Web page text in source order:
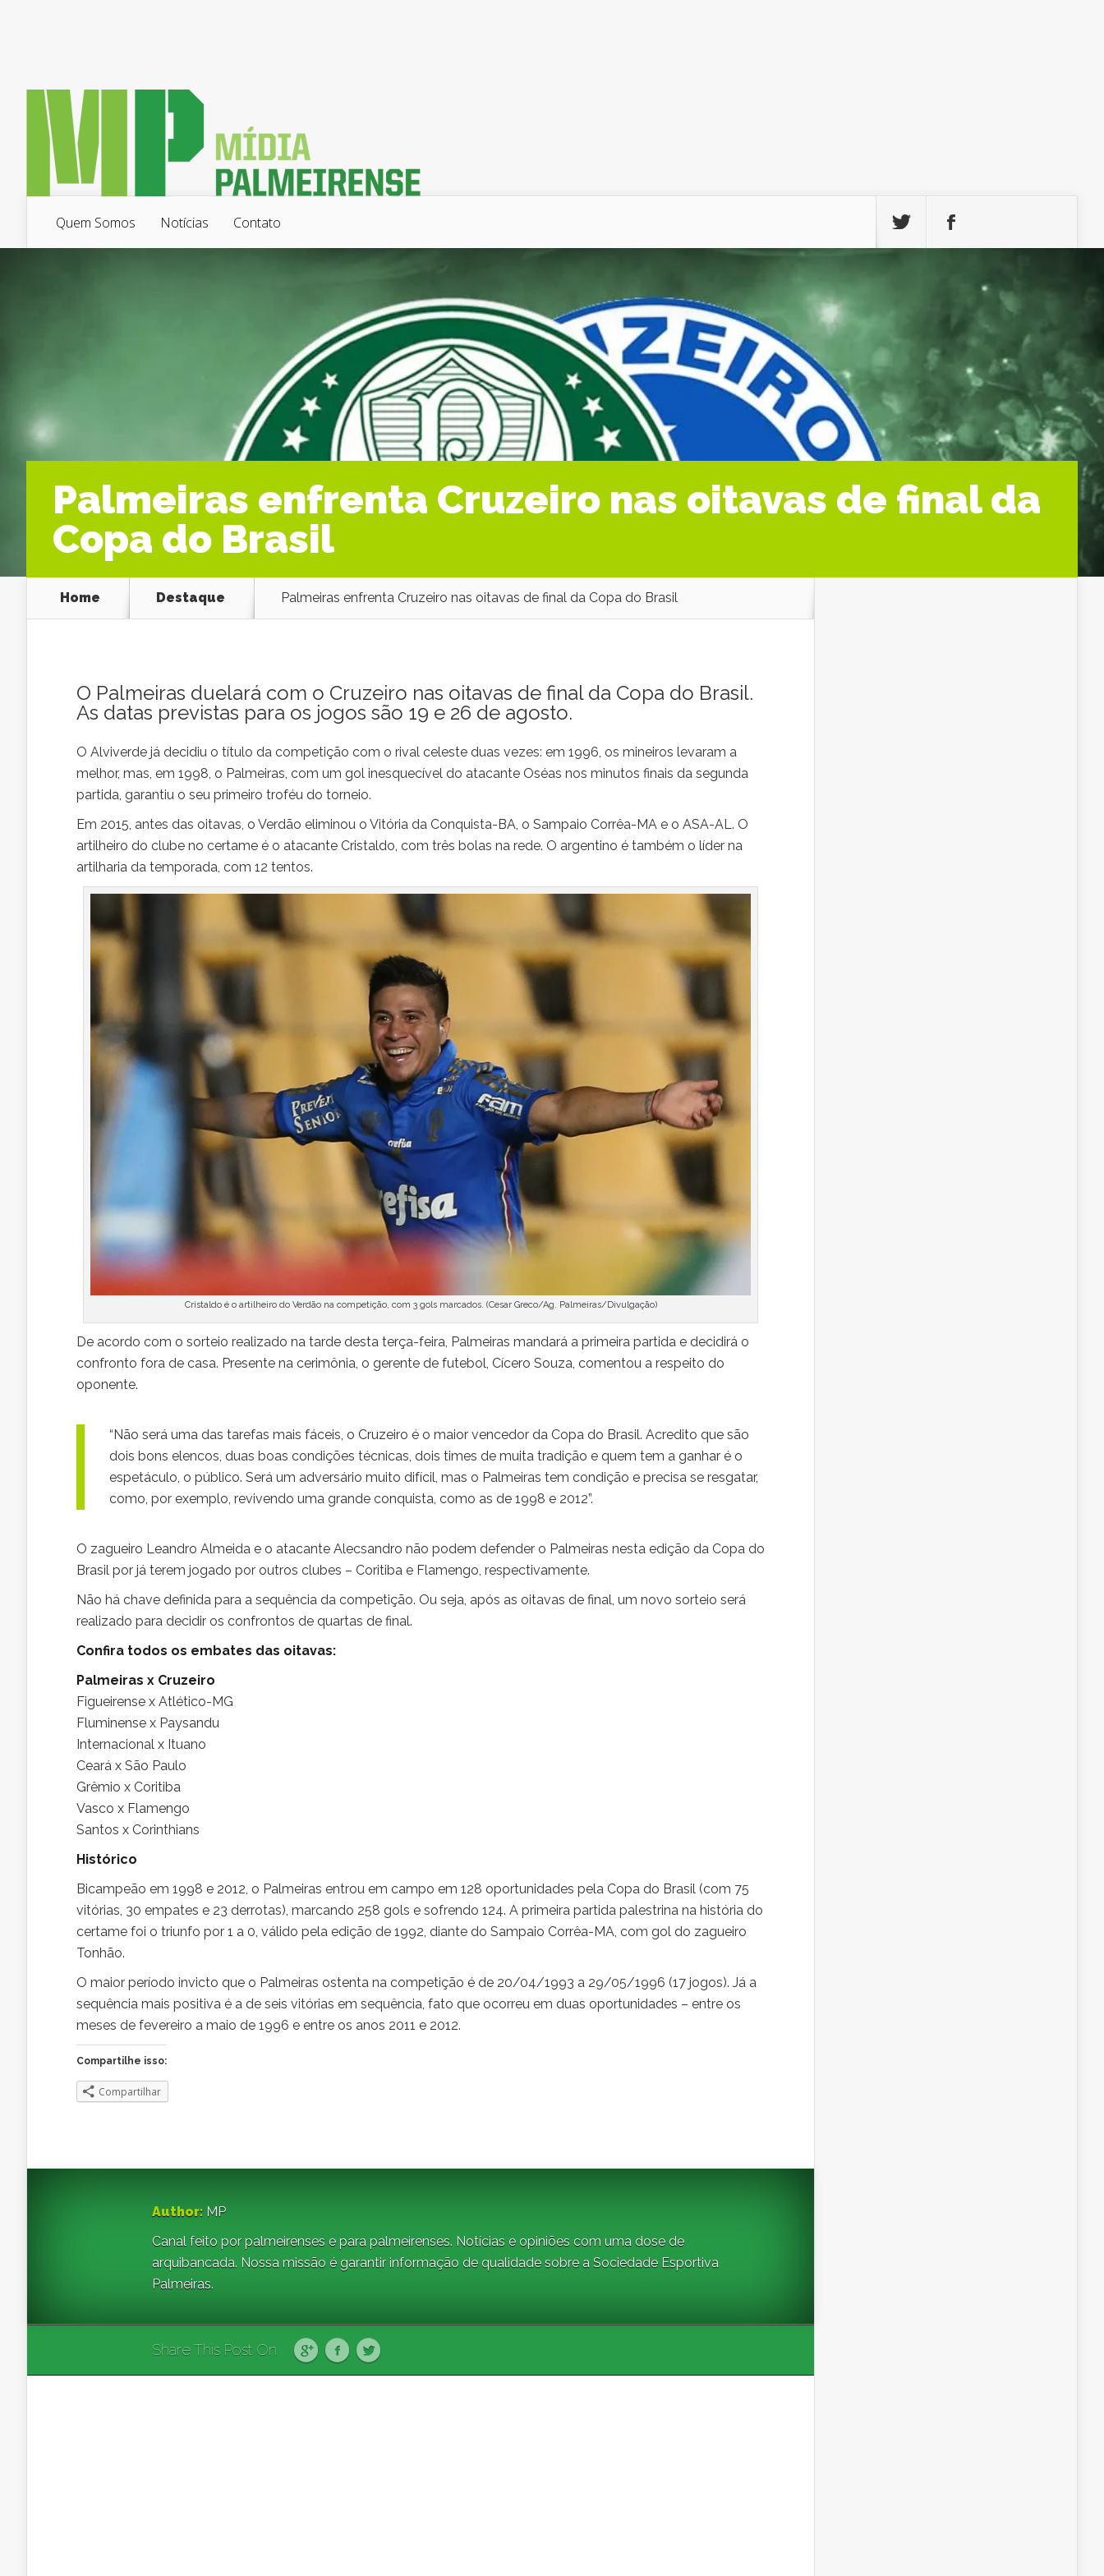
Quem Somos Notícias Contato
Palmeiras enfrenta Cruzeiro nas oitavas de final da
Copa do Brasil
Home Destaque Palmeiras enfrenta Cruzeiro nas oitavas de final da Copa do Brasil
O Palmeiras duelará com o Cruzeiro nas oitavas de final da Copa do Brasil.
As datas previstas para os jogos são 19 e 26 de agosto.
O Alviverde já decidiu o título da competição com o rival celeste duas vezes: em 1996, os mineiros levaram a
melhor, mas, em 1998, o Palmeiras, com um gol inesquecível do atacante Oséas nos minutos finais da segunda
partida, garantiu o seu primeiro troféu do torneio.
Em 2015, antes das oitavas, o Verdão eliminou o Vitória da Conquista-BA, o Sampaio Corrêa-MA e o ASA-AL. O
artilheiro do clube no certame é o atacante Cristaldo, com três bolas na rede. O argentino é também o líder na
artilharia da temporada, com 12 tentos.
Cristaldo é o artilheiro do Verdão na competição, com 3 gols marcados. (Cesar Greco/Ag. Palmeiras/Divulgação)
De acordo com o sorteio realizado na tarde desta terça-feira, Palmeiras mandará a primeira partida e decidirá o
confronto fora de casa. Presente na cerimônia, o gerente de futebol, Cícero Souza, comentou a respeito do
oponente.
“Não será uma das tarefas mais fáceis, o Cruzeiro é o maior vencedor da Copa do Brasil. Acredito que são
dois bons elencos, duas boas condições técnicas, dois times de muita tradição e quem tem a ganhar é o
espetáculo, o público. Será um adversário muito difícil, mas o Palmeiras tem condição e precisa se resgatar,
como, por exemplo, revivendo uma grande conquista, como as de 1998 e 2012”.
O zagueiro Leandro Almeida e o atacante Alecsandro não podem defender o Palmeiras nesta edição da Copa do
Brasil por já terem jogado por outros clubes – Coritiba e Flamengo, respectivamente.
Não há chave definida para a sequência da competição. Ou seja, após as oitavas de final, um novo sorteio será
realizado para decidir os confrontos de quartas de final.
Confira todos os embates das oitavas:
Palmeiras x Cruzeiro
Figueirense x Atlético-MG
Fluminense x Paysandu
Internacional x Ituano
Ceará x São Paulo
Grêmio x Coritiba
Vasco x Flamengo
Santos x Corinthians
Histórico
Bicampeão em 1998 e 2012, o Palmeiras entrou em campo em 128 oportunidades pela Copa do Brasil (com 75
vitórias, 30 empates e 23 derrotas), marcando 258 gols e sofrendo 124. A primeira partida palestrina na história do
certame foi o triunfo por 1 a 0, válido pela edição de 1992, diante do Sampaio Corrêa-MA, com gol do zagueiro
Tonhão.
O maior período invicto que o Palmeiras ostenta na competição é de 20/04/1993 a 29/05/1996 (17 jogos). Já a
sequência mais positiva é a de seis vitórias em sequência, fato que ocorreu em duas oportunidades – entre os
meses de fevereiro a maio de 1996 e entre os anos 2011 e 2012.
Compartilhe isso:
Compartilhar
Author: MP
Canal feito por palmeirenses e para palmeirenses. Notícias e opiniões com uma dose de
arquibancada. Nossa missão é garantir informação de qualidade sobre a Sociedade Esportiva
Palmeiras.
Share This Post On